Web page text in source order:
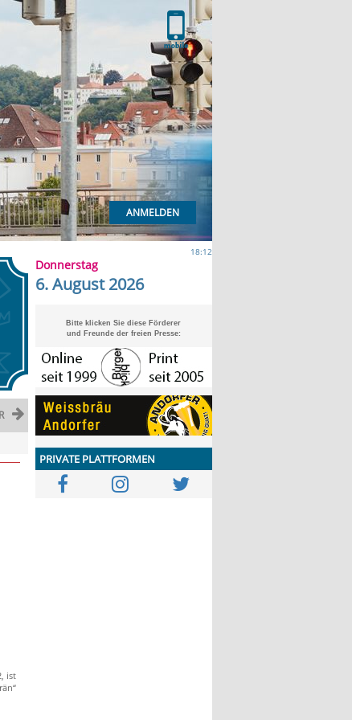
ANMELDEN
ist
18:12
Donnerstag
6. August 2026
Bitte klicken Sie diese Förderer
und Freunde der freien Presse:
PRIVATE PLATTFORMEN